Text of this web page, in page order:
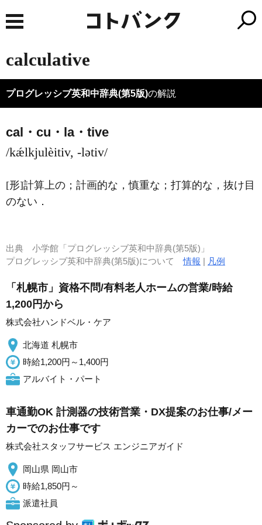
calculative
プログレッシブ英和中辞典(第5版)の解説
cal・cu・la・tive
/kǽlkjulèitiv, -lətiv/
[形]計算上の；計画的な，慎重な；打算的な，抜け目
のない ．
出典 小学館「プログレッシブ英和中辞典(第5版)」
プログレッシブ英和中辞典(第5版)について情報 | 凡例
「札幌市」資格不問/有料老人ホームの営業/時給
1,200円から
株式会社ハンドベル・ケア
北海道 札幌市
時給1,200円～1,400円
アルバイト・パート
車通勤OK 計測器の技術営業・DX提案のお仕事/メー
カーでのお仕事です
株式会社スタッフサービス エンジニアガイド
岡山県 岡山市
時給1,850円～
派遣社員